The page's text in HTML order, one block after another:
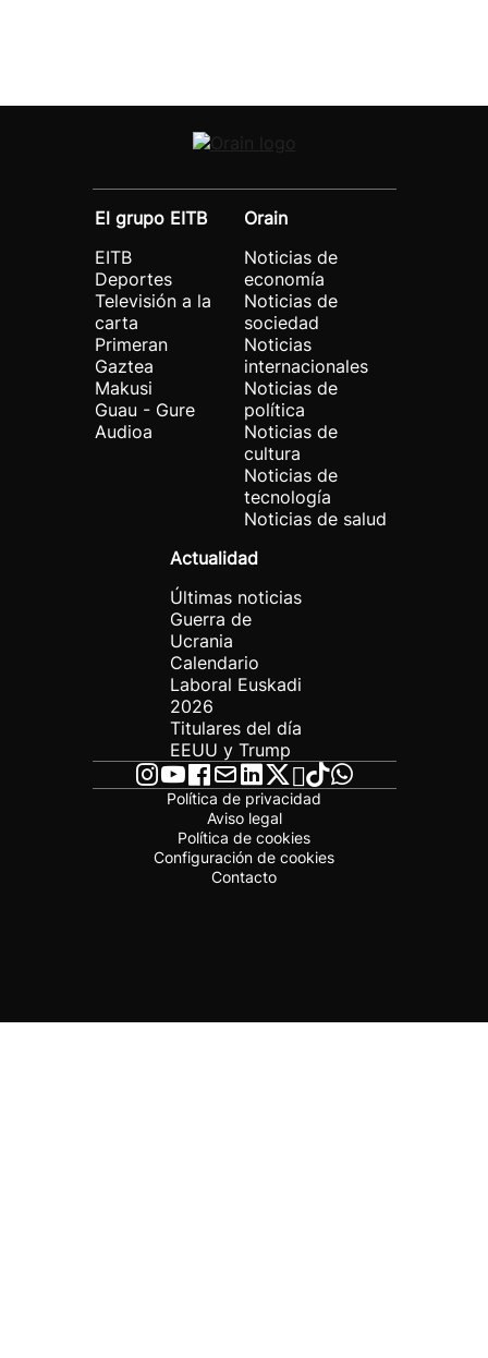
El grupo EITB
EITB
Deportes
Televisión a la
carta
Primeran
Gaztea
Makusi
Guau - Gure
Audioa
Orain
Noticias de
economía
Noticias de
sociedad
Noticias
internacionales
Noticias de
política
Noticias de
cultura
Noticias de
tecnología
Noticias de salud
Actualidad
Últimas noticias
Guerra de
Ucrania
Calendario
Laboral Euskadi
2026
Titulares del día
EEUU y Trump
Política de privacidad
Aviso legal
Política de cookies
Configuración de cookies
Contacto